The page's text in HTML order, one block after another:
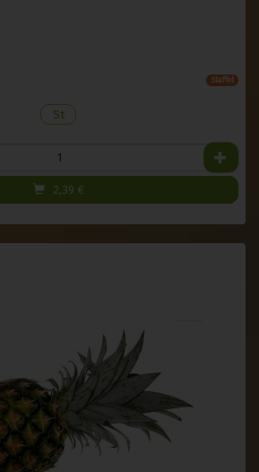
Staffel
St
2,39 €